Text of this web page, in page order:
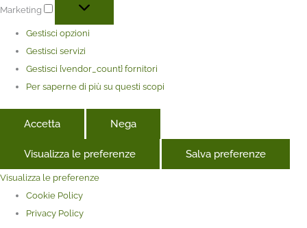
Marketing
Gestisci opzioni
Gestisci servizi
Gestisci {vendor_count} fornitori
Per saperne di più su questi scopi
Accetta Nega
Visualizza le preferenze Salva preferenze
Visualizza le preferenze
Cookie Policy
Privacy Policy